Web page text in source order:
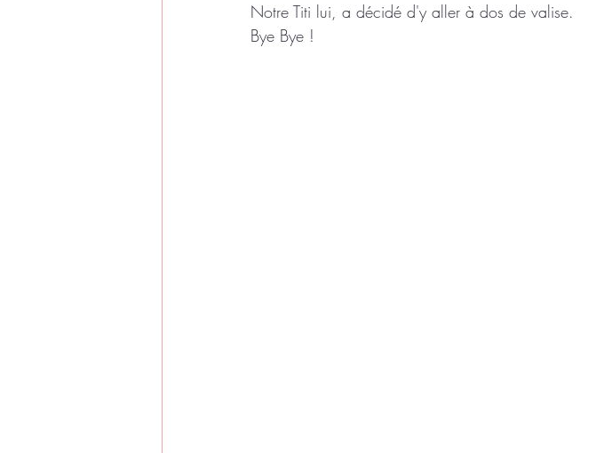
Notre Titi lui, a décidé d'y aller à dos de valise.
Bye Bye !